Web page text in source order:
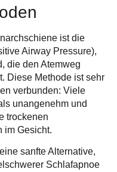
ist die
Airway Pressure),
die den Atemweg
Diese Methode ist sehr
verbunden: Viele
unangenehm und
trockenen
im Gesicht.
sanfte Alternative,
Schlafapnoe